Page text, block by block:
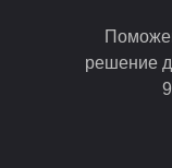
решение